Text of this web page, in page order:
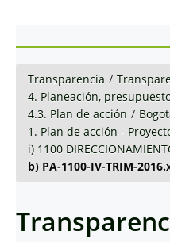
Transparencia /
4. Planeación,
4.3. Plan de acción /
1. Plan de acción -
i) 1100
b) PA-1100-IV-TRIM-